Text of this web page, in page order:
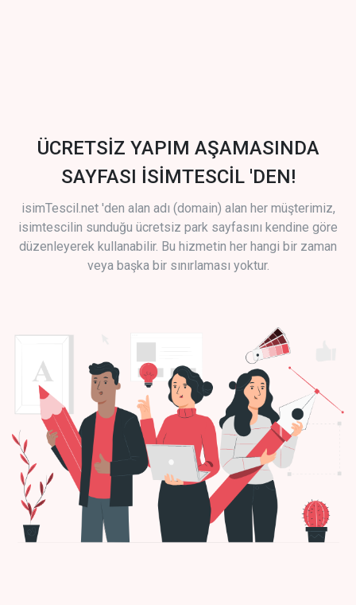
ÜCRETSİZ YAPIM AŞAMASINDA
SAYFASI İSİMTESCİL 'DEN!
isimTescil.net 'den alan adı (domain) alan her müşterimiz,
isimtescilin sunduğu ücretsiz park sayfasını kendine göre
düzenleyerek kullanabilir. Bu hizmetin her hangi bir zaman
veya başka bir sınırlaması yoktur.